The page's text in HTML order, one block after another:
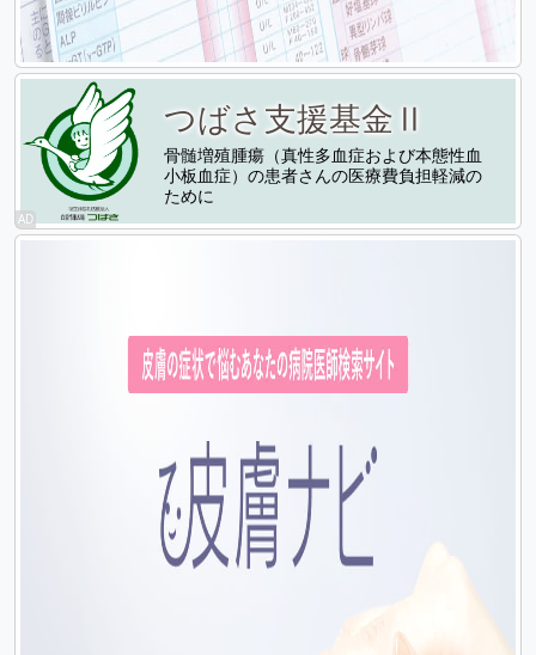
つばさ支援基金Ⅱ
骨髄増殖腫瘍（真性多血症および本態性血
小板血症）の患者さんの医療費負担軽減の
ために